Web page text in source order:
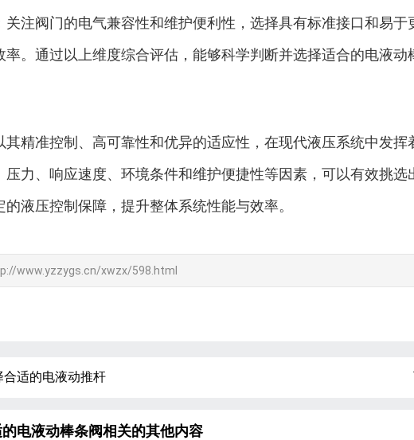
关注阀门的电气兼容性和维护便利性，选择具有标准接口和易
率。通过以上维度综合评估，能够科学判断并选择适合的电液动
其精准控制、高可靠性和优异的适应性，在现代液压系统中发
压力、响应速度、环境条件和维护便捷性等因素，可以有效挑
液压控制保障，提升整体系统性能与效率。
www.yzzygs.cn/xwzx/598.html
合适的电液动推杆
电液动棒条阀相关的其他内容